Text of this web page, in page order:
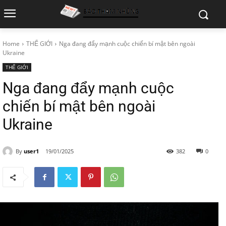
Home THẾ GIỚI
Nga đang đẩy mạnh cuộc chiến bí mật bên ngoài
Ukraine
THẾ GIỚI
Nga đang đẩy mạnh cuộc
chiến bí mật bên ngoài
Ukraine
By user1 19/01/2025 0
382